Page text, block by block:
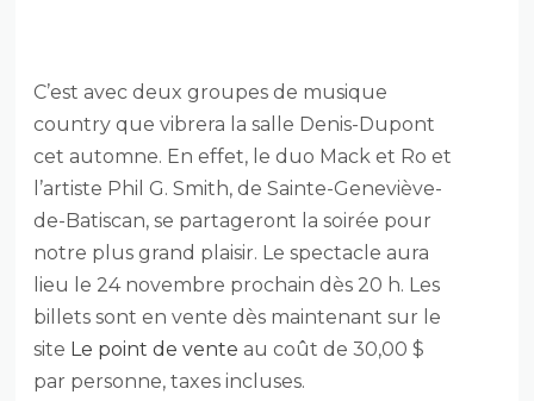
C’est avec deux groupes de musique
country que vibrera la salle Denis-Dupont
cet automne. En effet, le duo Mack et Ro et
l’artiste Phil G. Smith, de Sainte-Geneviève-
de-Batiscan, se partageront la soirée pour
notre plus grand plaisir. Le spectacle aura
lieu le 24 novembre prochain dès 20 h. Les
billets sont en vente dès maintenant sur le
site Le point de vente au coût de 30,00 $
par personne, taxes incluses.